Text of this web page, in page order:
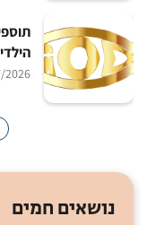
2026
נושאים חמים